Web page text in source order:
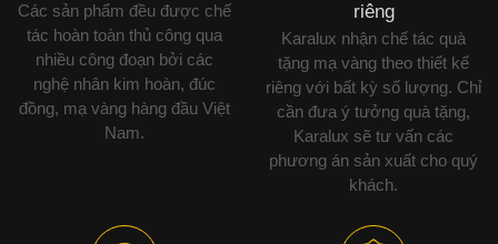
Các sản phẩm đều được chế
tác hoàn toàn thủ công qua
nhiều công đoạn bởi các
nghệ nhân kim hoàn, đúc
đồng, mạ vàng hàng đầu Việt
Nam.
riêng
Karalux nhận chế tác quà
tặng mạ vàng theo thiết kế
riêng với bất kỳ số lượng. Chỉ
cần đưa ý tưởng quà tặng,
Karalux sẽ tư vấn các
phương án sản xuất cho quý
khách.